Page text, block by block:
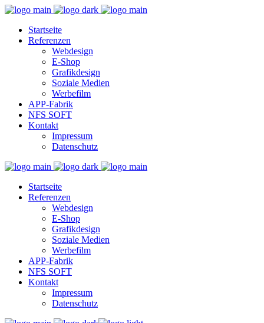
Startseite
Referenzen
Webdesign
E-Shop
Grafikdesign
Soziale Medien
Werbefilm
APP-Fabrik
NFS SOFT
Kontakt
Impressum
Datenschutz
Startseite
Referenzen
Webdesign
E-Shop
Grafikdesign
Soziale Medien
Werbefilm
APP-Fabrik
NFS SOFT
Kontakt
Impressum
Datenschutz